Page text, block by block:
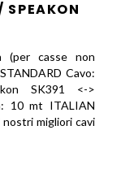
(per casse non
Cavo:
SK391 <->
10 mt ITALIAN
migliori cavi